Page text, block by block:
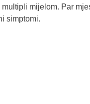
mijelom. Par
simptomi.